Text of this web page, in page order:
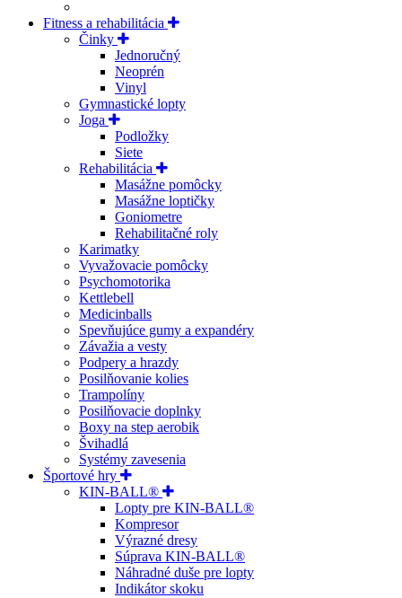
Fitness a rehabilitácia
Činky
Jednoručný
Neoprén
Vinyl
Gymnastické lopty
Joga
Podložky
Siete
Rehabilitácia
Masážne pomôcky
Masážne loptičky
Goniometre
Rehabilitačné roly
Karimatky
Vyvažovacie pomôcky
Psychomotorika
Kettlebell
Medicinballs
Spevňujúce gumy a expandéry
Závažia a vesty
Podpery a hrazdy
Posilňovanie kolies
Trampolíny
Posilňovacie doplnky
Boxy na step aerobik
Švihadlá
Systémy zavesenia
Športové hry
KIN-BALL®
Lopty pre KIN-BALL®
Kompresor
Výrazné dresy
Súprava KIN-BALL®
Náhradné duše pre lopty
Indikátor skoku